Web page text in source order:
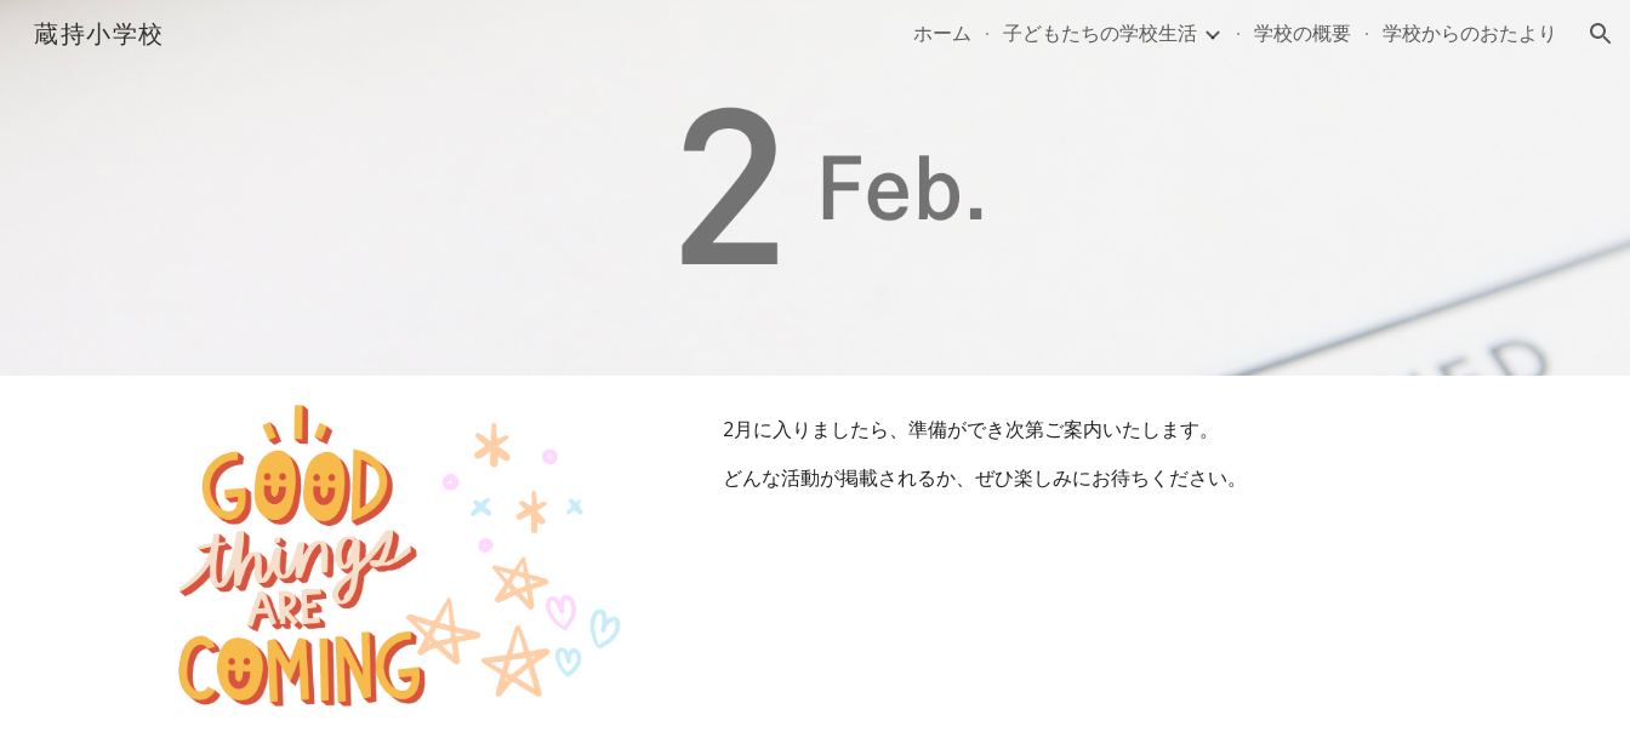
Skip to navigation
蔵持小学校 ホーム 子どもたちの学校生活 学校の概要 学校からのおたより
2月に入りましたら、準備ができ次第ご案内いたします。
どんな活動が掲載されるか、ぜひ楽しみにお待ちください。